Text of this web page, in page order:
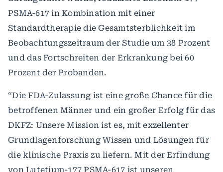
PSMA-617 in Kombination mit einer
Standardtherapie die Gesamtsterblichkeit im
Beobachtungszeitraum der Studie um 38 Prozent
und das Fortschreiten der Erkrankung bei 60
Prozent der Probanden.
“Die FDA-Zulassung ist eine große Chance für die
betroffenen Männer und ein großer Erfolg für das
DKFZ: Unsere Mission ist es, mit exzellenter
Grundlagenforschung Wissen und Lösungen für
die klinische Praxis zu liefern. Mit der Erfindung
von Lutetium-177 PSMA-617 ist unseren